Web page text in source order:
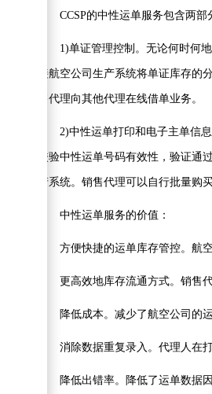
CCSP的中性运单服务包含两部
1)单证管理控制。无论何时何地
接航空公司生产系统将单证库存的
售代理向其他代理在线借单业务。
2)中性运单打印和电子主单信息
校验中性运单号码有效性，验证通
产系统。销售代理可以自行批量购
中性运单服务的价值：
方便快捷的运单库存管控。航空
更高效地库存流通方式。销售代
降低成本。减少了航空公司的运
消除数据重复录入。代理人在打
降低出错率。降低了运单数据因